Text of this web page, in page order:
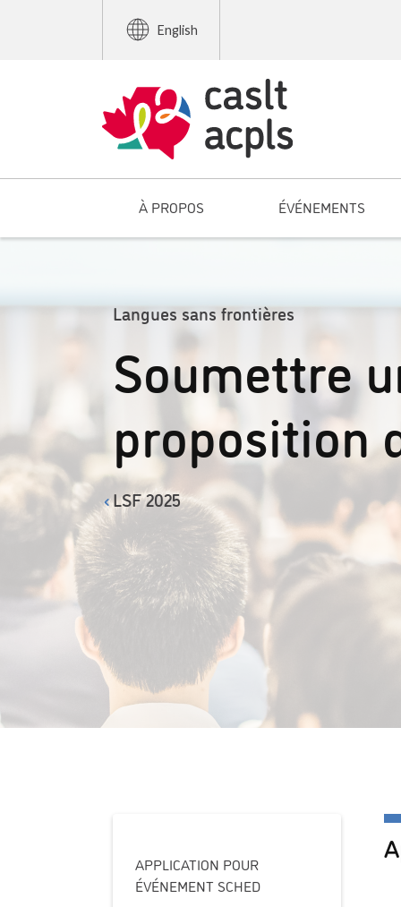
English
À PROPOS ÉVÉNEMENTS
Langues sans frontières
Soumettre
proposition
LSF 2025
APPLICATION POUR
ÉVÉNEMENT SCHED